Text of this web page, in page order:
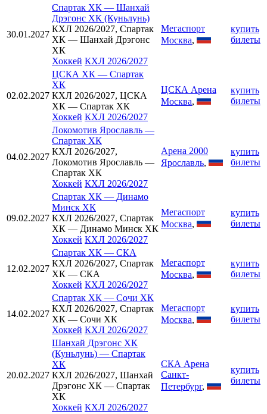
30.01.2027
Спартак ХК — Шанхай
Дрэгонс ХК (Куньлунь)
КХЛ 2026/2027, Спартак
ХК — Шанхай Дрэгонс
ХК
Хоккей КХЛ 2026/2027
Мегаспорт
Москва,
купить
билеты
02.02.2027
ЦСКА ХК — Спартак
ХК
КХЛ 2026/2027, ЦСКА
ХК — Спартак ХК
Хоккей КХЛ 2026/2027
ЦСКА Арена
Москва,
купить
билеты
04.02.2027
Локомотив Ярославль —
Спартак ХК
КХЛ 2026/2027,
Локомотив Ярославль —
Спартак ХК
Хоккей КХЛ 2026/2027
Арена 2000
Ярославль,
купить
билеты
09.02.2027
Спартак ХК — Динамо
Минск ХК
КХЛ 2026/2027, Спартак
ХК — Динамо Минск ХК
Хоккей КХЛ 2026/2027
Мегаспорт
Москва,
купить
билеты
12.02.2027
Спартак ХК — СКА
КХЛ 2026/2027, Спартак
ХК — СКА
Хоккей КХЛ 2026/2027
Мегаспорт
Москва,
купить
билеты
14.02.2027
Спартак ХК — Сочи ХК
КХЛ 2026/2027, Спартак
ХК — Сочи ХК
Хоккей КХЛ 2026/2027
Мегаспорт
Москва,
купить
билеты
20.02.2027
Шанхай Дрэгонс ХК
(Куньлунь) — Спартак
ХК
КХЛ 2026/2027, Шанхай
Дрэгонс ХК — Спартак
ХК
Хоккей КХЛ 2026/2027
СКА Арена
Санкт-
Петербург,
купить
билеты